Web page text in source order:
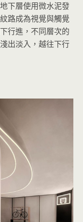
下層使用微水泥發
路成為視覺與觸覺
行進，不同層次的
出淡入，越往下行